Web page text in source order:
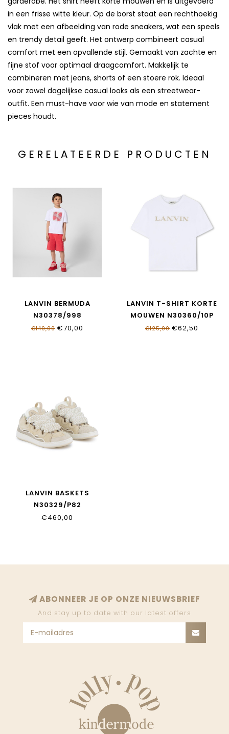
in een frisse witte kleur. Op de borst staat een rechthoekig
vlak met een afbeelding van rode sneakers, wat een speels
en trendy detail geeft. Het ontwerp combineert casual
comfort met een opvallende stijl. Gemaakt van zachte en
fijne stof voor optimaal draagcomfort. Makkelijk te
combineren met jeans, shorts of een stoere rok. Ideaal
voor zowel dagelijkse casual looks als een streetwear-
outfit. Een must-have voor wie van mode en statement
pieces houdt.
GERELATEERDE PRODUCTEN
LANVIN BERMUDA
N30378/998
€140,00 €70,00
LANVIN T-SHIRT KORTE
MOUWEN N30360/10P
€125,00 €62,50
LANVIN BASKETS
N30329/P82
€460,00
ABONNEER JE OP ONZE NIEUWSBRIEF
And stay up to date with our latest offers